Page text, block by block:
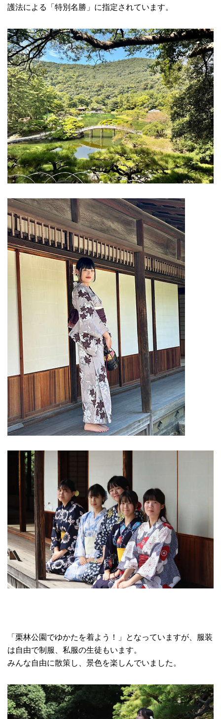
護法による「特別名勝」に指定されています。
「栗林公園でゆかたを着よう！」となっていますが、服装
は自由で制服、私服の生徒もいます。
みんな自由に散策し、景色を楽しんでいました。